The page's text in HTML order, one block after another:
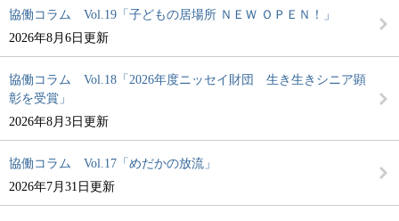
協働コラム Vol.19「子どもの居場所 ＮＥＷ ＯＰＥＮ！」
2026年8月6日更新
協働コラム Vol.18「2026年度ニッセイ財団 生き生きシニア顕
彰を受賞」
2026年8月3日更新
協働コラム Vol.17「めだかの放流」
2026年7月31日更新